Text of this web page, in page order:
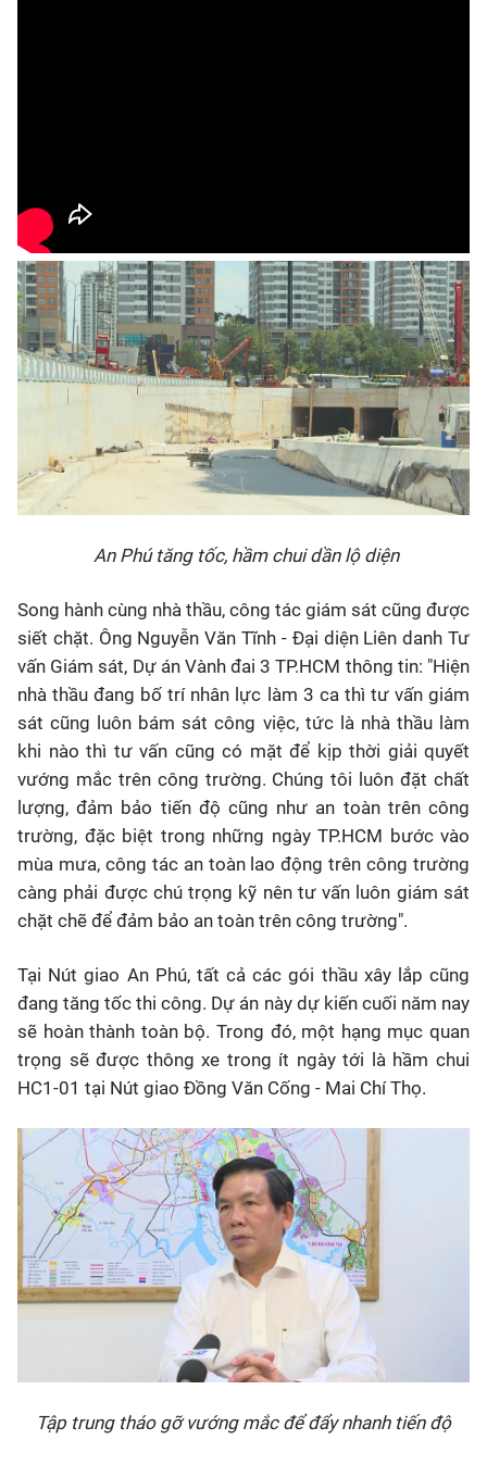
An Phú tăng tốc, hầm chui dần lộ diện
Song hành cùng nhà thầu, công tác giám sát cũng được
siết chặt. Ông Nguyễn Văn Tĩnh - Đại diện Liên danh Tư
vấn Giám sát, Dự án Vành đai 3 TP.HCM thông tin: "Hiện
nhà thầu đang bố trí nhân lực làm 3 ca thì tư vấn giám
sát cũng luôn bám sát công việc, tức là nhà thầu làm
khi nào thì tư vấn cũng có mặt để kịp thời giải quyết
vướng mắc trên công trường. Chúng tôi luôn đặt chất
lượng, đảm bảo tiến độ cũng như an toàn trên công
trường, đặc biệt trong những ngày TP.HCM bước vào
mùa mưa, công tác an toàn lao động trên công trường
càng phải được chú trọng kỹ nên tư vấn luôn giám sát
chặt chẽ để đảm bảo an toàn trên công trường".
Tại Nút giao An Phú, tất cả các gói thầu xây lắp cũng
đang tăng tốc thi công. Dự án này dự kiến cuối năm nay
sẽ hoàn thành toàn bộ. Trong đó, một hạng mục quan
trọng sẽ được thông xe trong ít ngày tới là hầm chui
HC1-01 tại Nút giao Đồng Văn Cống - Mai Chí Thọ.
Tập trung tháo gỡ vướng mắc để đẩy nhanh tiến độ